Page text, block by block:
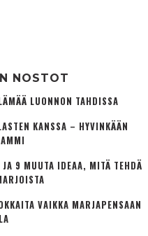
NOSTOT
LUONNON TAHDISSA
KANSSA – HYVINKÄÄN
9 MUUTA IDEAA, MITÄ TEHDÄ
VAIKKA MARJAPENSAAN